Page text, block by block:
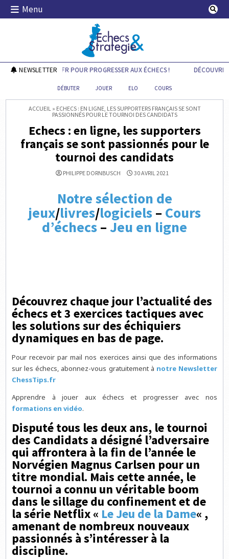
Skip
Menu
Echecs & Stratégie
NEWSLETTER
CHESSTIPS.FR POUR PROGRESSER AUX ÉCHECS ! DÉCOUVREZ
DÉBUTER JOUER ELO COURS
ACCUEIL» ECHECS : EN LIGNE, LES SUPPORTERS FRANÇAIS SE SONT
PASSIONNÉS POUR LE TOURNOI DES CANDIDATS
Echecs : en ligne, les supporters
français se sont passionnés pour le
tournoi des candidats
PHILIPPE DORNBUSCH 30 AVRIL 2021
Notre sélection de
jeux/livres/logiciels– Cours
d’échecs–Jeu en ligne
Découvrez chaque jour l’actualité des
échecs et 3 exercices tactiques avec
les solutions sur des échiquiers
dynamiques en bas de page.
Pour recevoir par mail nos exercices ainsi que des informations
sur les échecs, abonnez-vous gratuitement à notre Newsletter
ChessTips.fr
Apprendre à jouer aux échecs et progresser avec nos
formations en vidéo.
Disputé tous les deux ans, le tournoi
des Candidats a désigné l’adversaire
qui affrontera à la fin de l’année le
Norvégien Magnus Carlsen pour un
titre mondial. Mais cette année, le
tournoi a connu un véritable boom
dans le sillage du confinement et de
la série Netflix « Le Jeu de la Dame« ,
amenant de nombreux nouveaux
passionnés à s’intéresser à la
discipline.